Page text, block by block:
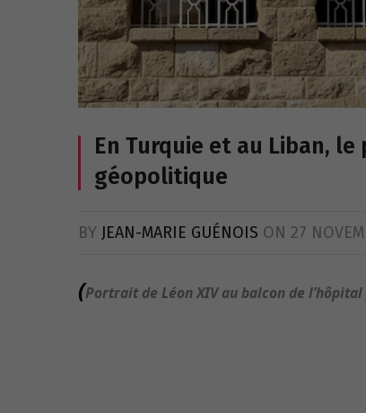
En Turquie et au Liban,
géopolitique
BY JEAN-MARIE GUÉNOIS ON 27
(Portrait de Léon XIV au balcon de